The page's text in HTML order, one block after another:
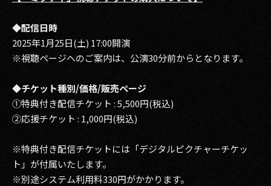
◆配信日時
2025年1月25日(土) 17:00開演
※視聴ページへのご案内は、公演30分前からとなります。
◆チケット種別/価格/販売ページ
①特典付き配信チケット : 5,500円(税込)
②応援チケット : 1,000円(税込)
※特典付き配信チケットには「デジタルピクチャーチケッ
ト」が付属いたします。
※別途システム利用料330円がかかります。